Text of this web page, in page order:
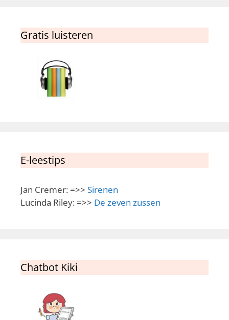
Gratis luisteren
E-leestips
Jan Cremer: =>> Sirenen
Lucinda Riley: =>> De zeven zussen
Chatbot Kiki